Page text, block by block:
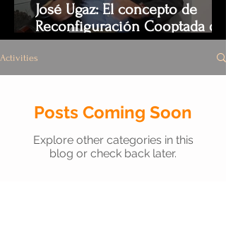
José Ugaz: El concepto de
Reconfiguración Cooptada del
Estado es clave para entender
el verdadero alcance de la
corrupción. A propósito de los
Luis Jorge Garay
Activities
Posts Coming Soon
Explore other categories in this
blog or check back later.